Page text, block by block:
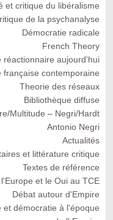
et critique du libéralisme
de la psychanalyse
Démocratie radicale
French Theory
réactionnaire aujourd'hui
française contemporaine
Theorie des réseaux
Bibliothèque diffuse
Multitude – Negri/Hardt
Antonio Negri
Actualités
et littérature critique
Textes de référence
et le Oui au TCE
Débat autour d'Empire
démocratie à l'époque